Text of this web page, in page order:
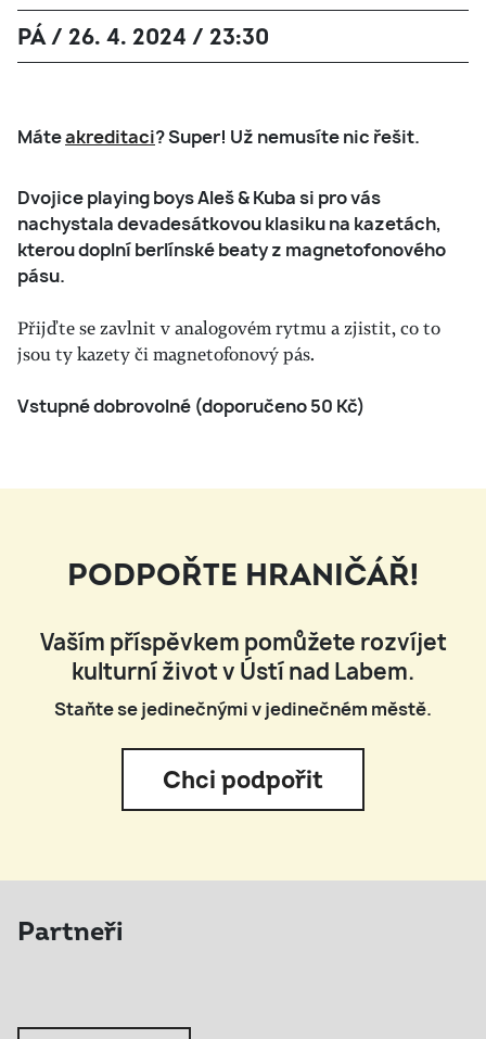
PÁ / 26. 4. 2024 / 23:30
Máteakreditaci? Super! Už nemusíte nic řešit.
Dvojice playing boys Aleš & Kuba si pro vás
nachystala devadesátkovou klasiku na kazetách,
kterou doplní berlínské beaty z magnetofonového
pásu.
Přijďte se zavlnit v analogovém rytmu a zjistit, co to
jsou ty kazety či magnetofonový pás.
Vstupné dobrovolné (doporučeno 50 Kč)
PODPOŘTE HRANIČÁŘ!
Vaším příspěvkem pomůžete rozvíjet
kulturní život v Ústí nad Labem.
Staňte se jedinečnými v jedinečném městě.
Chci podpořit
Partneři